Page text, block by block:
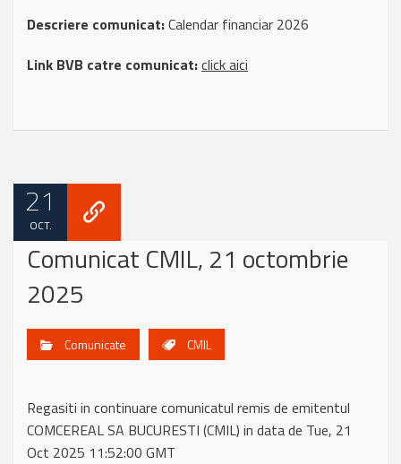
Descriere comunicat:Calendar financiar 2026
Link BVB catre comunicat:click aici
21
OCT.
Comunicat CMIL, 21 octombrie
2025
Comunicate CMIL
Regasiti in continuare comunicatul remis de emitentul
COMCEREAL SA BUCURESTI (CMIL) in data de Tue, 21
Oct 2025 11:52:00 GMT